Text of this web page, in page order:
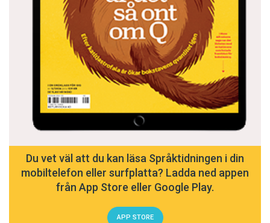
Du vet väl att du kan läsa Språktidningen i din
mobiltelefon eller surfplatta? Ladda ned appen
från App Store eller Google Play.
APP STORE